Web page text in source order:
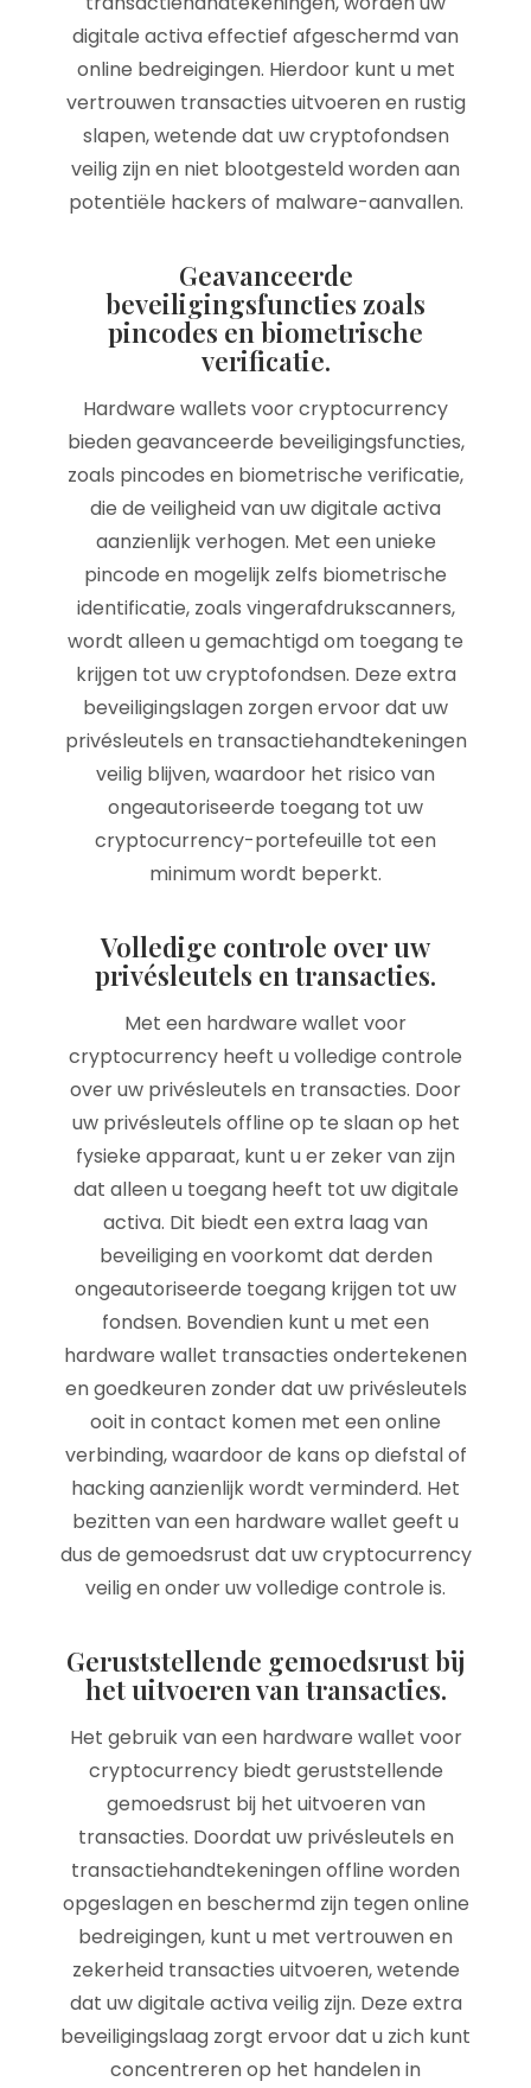
digitale activa effectief afgeschermd van
online bedreigingen. Hierdoor kunt u met
vertrouwen transacties uitvoeren en rustig
slapen, wetende dat uw cryptofondsen
veilig zijn en niet blootgesteld worden aan
potentiële hackers of malware-aanvallen.
Geavanceerde
beveiligingsfuncties zoals
pincodes en biometrische
verificatie.
Hardware wallets voor cryptocurrency
bieden geavanceerde beveiligingsfuncties,
zoals pincodes en biometrische verificatie,
die de veiligheid van uw digitale activa
aanzienlijk verhogen. Met een unieke
pincode en mogelijk zelfs biometrische
identificatie, zoals vingerafdrukscanners,
wordt alleen u gemachtigd om toegang te
krijgen tot uw cryptofondsen. Deze extra
beveiligingslagen zorgen ervoor dat uw
privésleutels en transactiehandtekeningen
veilig blijven, waardoor het risico van
ongeautoriseerde toegang tot uw
cryptocurrency-portefeuille tot een
minimum wordt beperkt.
Volledige controle over uw
privésleutels en transacties.
Met een hardware wallet voor
cryptocurrency heeft u volledige controle
over uw privésleutels en transacties. Door
uw privésleutels offline op te slaan op het
fysieke apparaat, kunt u er zeker van zijn
dat alleen u toegang heeft tot uw digitale
activa. Dit biedt een extra laag van
beveiliging en voorkomt dat derden
ongeautoriseerde toegang krijgen tot uw
fondsen. Bovendien kunt u met een
hardware wallet transacties ondertekenen
en goedkeuren zonder dat uw privésleutels
ooit in contact komen met een online
verbinding, waardoor de kans op diefstal of
hacking aanzienlijk wordt verminderd. Het
bezitten van een hardware wallet geeft u
dus de gemoedsrust dat uw cryptocurrency
veilig en onder uw volledige controle is.
Geruststellende gemoedsrust bij
het uitvoeren van transacties.
Het gebruik van een hardware wallet voor
cryptocurrency biedt geruststellende
gemoedsrust bij het uitvoeren van
transacties. Doordat uw privésleutels en
transactiehandtekeningen offline worden
opgeslagen en beschermd zijn tegen online
bedreigingen, kunt u met vertrouwen en
zekerheid transacties uitvoeren, wetende
dat uw digitale activa veilig zijn. Deze extra
beveiligingslaag zorgt ervoor dat u zich kunt
concentreren op het handelen in